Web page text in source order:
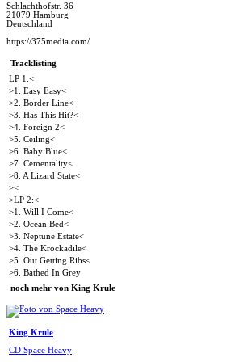
Schlachthofstr. 36
21079 Hamburg
Deutschland
https://375media.com/
Tracklisting
LP 1:<
>1. Easy Easy<
>2. Border Line<
>3. Has This Hit?<
>4. Foreign 2<
>5. Ceiling<
>6. Baby Blue<
>7. Cementality<
>8. A Lizard State<
><
>LP 2:<
>1. Will I Come<
>2. Ocean Bed<
>3. Neptune Estate<
>4. The Krockadile<
>5. Out Getting Ribs<
>6. Bathed In Grey
noch mehr von King Krule
King Krule
CD Space Heavy